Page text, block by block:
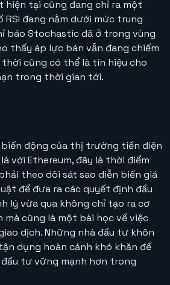
hiện tại cũng đang chỉ ra một
RSI đang nằm dưới mức trung
báo Stochastic đã ở trong vùng
thấy áp lực bán vẫn đang chiếm
cũng có thể là tín hiệu cho
trong thời gian tới.
động của thị trường tiền điện
với Ethereum, đây là thời điểm
theo dõi sát sao diễn biến giá
để đưa ra các quyết định đầu
lý vừa qua không chỉ tạo ra cơ
mà cũng là một bài học về việc
dịch. Những nhà đầu tư khôn
dụng hoàn cảnh khó khăn để
tư vững mạnh hơn trong